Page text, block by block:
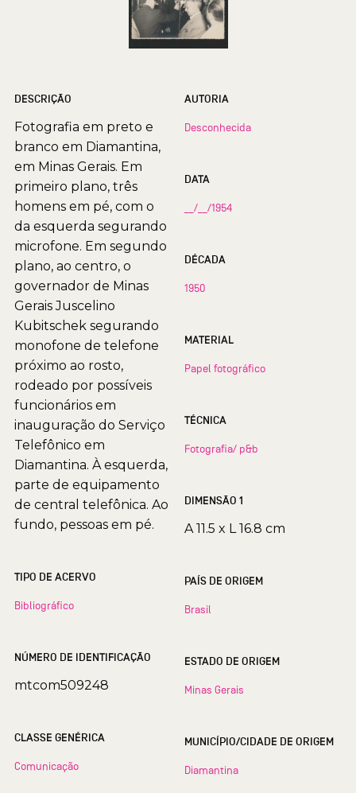
DESCRIÇÃO
Fotografia em preto e
branco em Diamantina,
em Minas Gerais. Em
primeiro plano, três
homens em pé, com o
da esquerda segurando
microfone. Em segundo
plano, ao centro, o
governador de Minas
Gerais Juscelino
Kubitschek segurando
monofone de telefone
próximo ao rosto,
rodeado por possíveis
funcionários em
inauguração do Serviço
Telefônico em
Diamantina. À esquerda,
parte de equipamento
de central telefônica. Ao
fundo, pessoas em pé.
TIPO DE ACERVO
Bibliográfico
NÚMERO DE IDENTIFICAÇÃO
mtcom509248
CLASSE GENÉRICA
Comunicação
AUTORIA
Desconhecida
DATA
__/__/1954
DÉCADA
1950
MATERIAL
Papel fotográfico
TÉCNICA
Fotografia/ p&b
DIMENSÃO 1
A 11.5 x L 16.8 cm
PAÍS DE ORIGEM
Brasil
ESTADO DE ORIGEM
Minas Gerais
MUNICÍPIO/CIDADE DE ORIGEM
Diamantina